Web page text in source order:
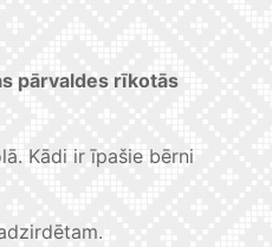
pārvaldes rīkotās
Kādi ir īpašie bērni